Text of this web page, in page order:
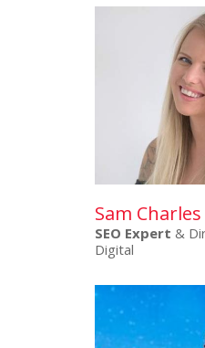
Sam Charles
SEO Expert &
Digital